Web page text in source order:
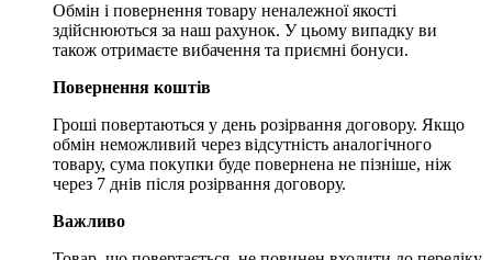
Обмін і повернення товару неналежної якості
здійснюються за наш рахунок. У цьому випадку ви
також отримаєте вибачення та приємні бонуси.
Повернення коштів
Гроші повертаються у день розірвання договору. Якщо
обмін неможливий через відсутність аналогічного
товару, сума покупки буде повернена не пізніше, ніж
через 7 днів після розірвання договору.
Важливо